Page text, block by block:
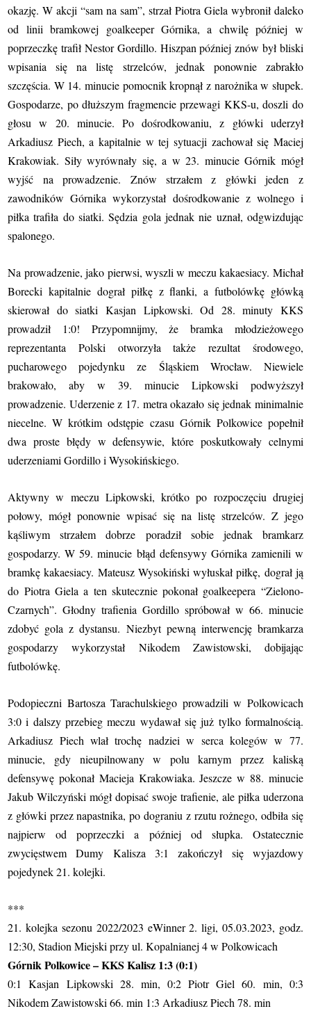
okazję. W akcji “sam na sam”, strzał Piotra Giela wybronił daleko
od linii bramkowej goalkeeper Górnika, a chwilę później w
poprzeczkę trafił Nestor Gordillo. Hiszpan później znów był bliski
wpisania się na listę strzelców, jednak ponownie zabrakło
szczęścia. W 14. minucie pomocnik kropnął z narożnika w słupek.
Gospodarze, po dłuższym fragmencie przewagi KKS-u, doszli do
głosu w 20. minucie. Po dośrodkowaniu, z główki uderzył
Arkadiusz Piech, a kapitalnie w tej sytuacji zachował się Maciej
Krakowiak. Siły wyrównały się, a w 23. minucie Górnik mógł
wyjść na prowadzenie. Znów strzałem z główki jeden z
zawodników Górnika wykorzystał dośrodkowanie z wolnego i
piłka trafiła do siatki. Sędzia gola jednak nie uznał, odgwizdując
spalonego.
Na prowadzenie, jako pierwsi, wyszli w meczu kakaesiacy. Michał
Borecki kapitalnie dograł piłkę z flanki, a futbolówkę główką
skierował do siatki Kasjan Lipkowski. Od 28. minuty KKS
prowadził 1:0! Przypomnijmy, że bramka młodzieżowego
reprezentanta Polski otworzyła także rezultat środowego,
pucharowego pojedynku ze Śląskiem Wrocław. Niewiele
brakowało, aby w 39. minucie Lipkowski podwyższył
prowadzenie. Uderzenie z 17. metra okazało się jednak minimalnie
niecelne. W krótkim odstępie czasu Górnik Polkowice popełnił
dwa proste błędy w defensywie, które poskutkowały celnymi
uderzeniami Gordillo i Wysokińskiego.
Aktywny w meczu Lipkowski, krótko po rozpoczęciu drugiej
połowy, mógł ponownie wpisać się na listę strzelców. Z jego
kąśliwym strzałem dobrze poradził sobie jednak bramkarz
gospodarzy. W 59. minucie błąd defensywy Górnika zamienili w
bramkę kakaesiacy. Mateusz Wysokiński wyłuskał piłkę, dograł ją
do Piotra Giela a ten skutecznie pokonał goalkeepera “Zielono-
Czarnych”. Głodny trafienia Gordillo spróbował w 66. minucie
zdobyć gola z dystansu. Niezbyt pewną interwencję bramkarza
gospodarzy wykorzystał Nikodem Zawistowski, dobijając
futbolówkę.
Podopieczni Bartosza Tarachulskiego prowadzili w Polkowicach
3:0 i dalszy przebieg meczu wydawał się już tylko formalnością.
Arkadiusz Piech wlał trochę nadziei w serca kolegów w 77.
minucie, gdy nieupilnowany w polu karnym przez kaliską
defensywę pokonał Macieja Krakowiaka. Jeszcze w 88. minucie
Jakub Wilczyński mógł dopisać swoje trafienie, ale piłka uderzona
z główki przez napastnika, po dograniu z rzutu rożnego, odbiła się
najpierw od poprzeczki a później od słupka. Ostatecznie
zwycięstwem Dumy Kalisza 3:1 zakończył się wyjazdowy
pojedynek 21. kolejki.
***
21. kolejka sezonu 2022/2023 eWinner 2. ligi, 05.03.2023, godz.
12:30, Stadion Miejski przy ul. Kopalnianej 4 w Polkowicach
Górnik Polkowice – KKS Kalisz 1:3 (0:1)
0:1 Kasjan Lipkowski 28. min, 0:2 Piotr Giel 60. min, 0:3
Nikodem Zawistowski 66. min 1:3 Arkadiusz Piech 78. min